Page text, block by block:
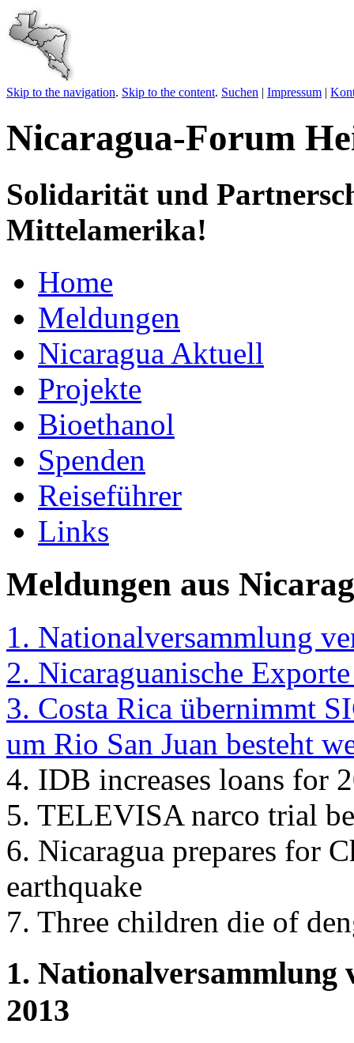
Skip to the navigation. Skip to the content. Suchen | Impressum |
Nicaragua-Forum
Solidarität und
Mittelamerika!
Home
Meldungen
Nicaragua Aktuell
Projekte
Bioethanol
Spenden
Reiseführer
Links
Meldungen aus
1. Nationalversammlung
2. Nicaraguanische
3. Costa Rica übernimmt
um Rio San Juan besteht
4. IDB increases loans for
5. TELEVISA narco trial
6. Nicaragua prepares for
earthquake
7. Three children die of
1. Nationalversammlung
2013